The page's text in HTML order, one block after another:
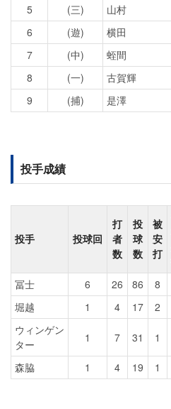
5
(三) 山村
6
(遊) 横田
7
(中) 蛭間
8
(一) 古賀輝
9
(捕) 是澤
投手成績
投手 投球回
打
者
数
投
球
数
被
安
打
冨士 6 26 86 8
堀越
1 4 17 2
ウィンゲン
ター
1 7 31 1
森脇 1 4 19 1